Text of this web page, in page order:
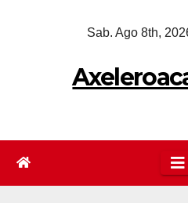
Sab. Ago 8th,